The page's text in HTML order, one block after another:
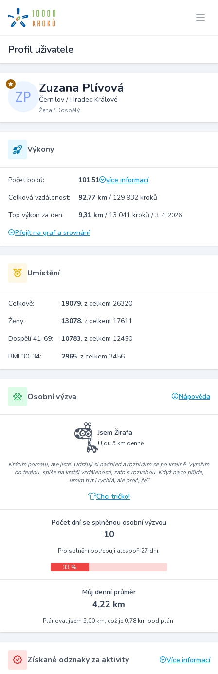
Profil uživatele
Zuzana Plívová
Černilov / Hradec Králové
Žena / Dospělý
Výkony
Počet bodů: 101.51
více informací
Celková vzdálenost:
92,77 km / 129 932 kroků
Top výkon za den:
9,31 km / 13 041 kroků / 3. 4. 2026
Přejít na graf a srovnání
Umístění
Celkově: 19079. z celkem 26320
Ženy:
13078. z celkem 17611
Dospělí 41-69:
10783. z celkem 12450
BMI 30-34:
2965. z celkem 3456
Osobní výzva Nápověda
Jsem Žirafa
Ujdu 5 km denně
Kráčím pomalu, ale jistě. Udržuji si nadhled a rozhlížím se po krajině. Vyrážím
do terénu, spíše na kratší vzdálenosti, zato s rozvahou. Když na to přijde,
umím být i rychlá, ale proč, že?
Chci tričko!
Počet dní se splněnou osobní výzvou
10
Pro splnění potřebuji alespoň 27 dní.
33 %
Můj denní průměr
4,22 km
Plánoval jsem 5,00 km, což je 0,78 km pod plán.
Získané odznaky za aktivity Více informací